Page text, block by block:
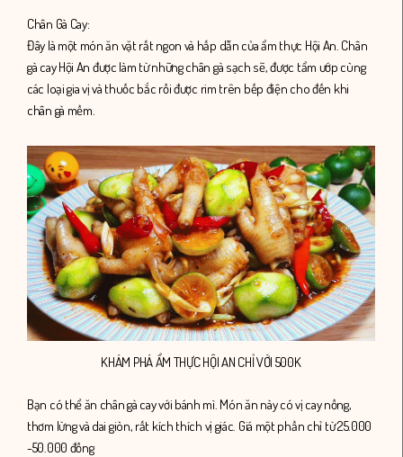
Chân Gà Cay:
Đây là một món ăn vặt rất ngon và hấp dẫn của ẩm thực Hội An. Chân
gà cay Hội An được làm từ những chân gà sạch sẽ, được tẩm ướp cùng
các loại gia vị và thuốc bắc rồi được rim trên bếp điện cho đến khi
chân gà mềm.
KHÁM PHÁ ẨM THỰC HỘI AN CHỈ VỚI 500K
Bạn có thể ăn chân gà cay với bánh mì. Món ăn này có vị cay nồng,
thơm lừng và dai giòn, rất kích thích vị giác. Giá một phần chỉ từ 25.000
-50.000 đồng